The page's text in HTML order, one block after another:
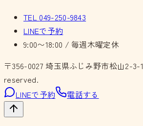
TEL 049-250-9843
LINEで予約
9:00〜18:00 / 毎週木曜定休
〒356-0027 埼玉県ふじみ野市松山2-3-1
reserved.
LINEで予約
電話する